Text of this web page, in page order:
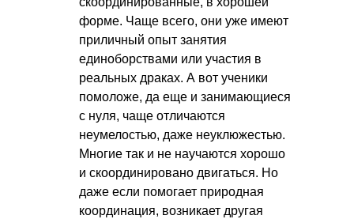
форме. Чаще всего, они уже имеют
приличный опыт занятия
единоборствами или участия в
реальных драках. А вот ученики
помоложе, да еще и занимающиеся
с нуля, чаще отличаются
неумелостью, даже неуклюжестью.
Многие так и не научаются хорошо
и скоординировано двигаться. Но
даже если помогает природная
координация, возникает другая